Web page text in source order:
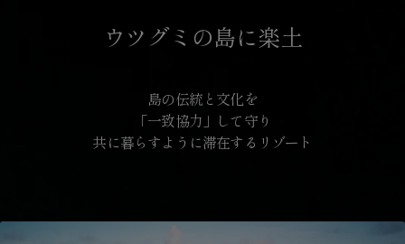
ウツグミの島に楽土
島の伝統と文化を
「一致協力」して守り
共に暮らすように滞在するリゾート